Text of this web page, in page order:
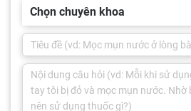
Chọn chuyên khoa